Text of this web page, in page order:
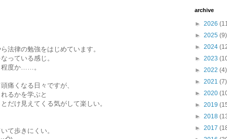
法律の勉強をはじめています。
っている感じ。
程度か……。
痛くなる日々ですが、
るかを学ぶと
だけ見えてくる気がして楽しい。
て歩きにくい。
archive
► 2026
► 2025 (9)
► 2024
► 2023
► 2022 (4)
► 2021 (7)
► 2020
► 2019
► 2018
► 2017